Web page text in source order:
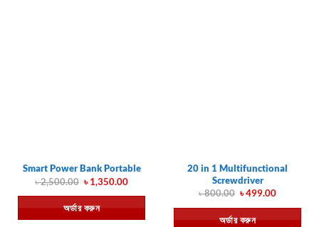
Smart Power Bank Portable
৳2,500.00 Original
price
was:
৳ 2,500.00.
৳1,350.00Current
is:
৳ 1,350.00.
অর্ডার করুন
20 in 1 Multifunctional
Screwdriver
৳800.00 Original
was:
৳ 800.00.
৳499.00Current
is:
৳ 499.00.
অর্ডার করুন